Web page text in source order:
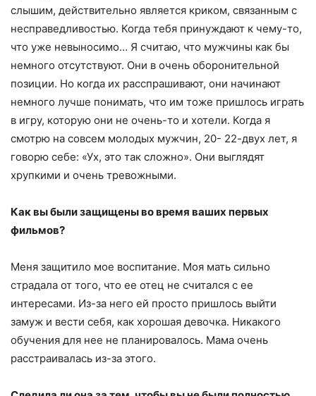
слышим, действительно является криком, связанным с
несправедливостью. Когда тебя принуждают к чему-то,
что уже невыносимо… Я считаю, что мужчины как бы
немного отсутствуют. Они в очень оборонительной
позиции. Но когда их расспрашивают, они начинают
немного лучше понимать, что им тоже пришлось играть
в игру, которую они не очень-то и хотели. Когда я
смотрю на совсем молодых мужчин, 20- 22-двух лет, я
говорю себе: «Ух, это так сложно». Они выглядят
хрупкими и очень тревожными.
Как вы были защищены во время ваших первых
фильмов?
Меня защитило мое воспитание. Моя мать сильно
страдала от того, что ее отец не считался с ее
интересами. Из-за него ей просто пришлось выйти
замуж и вести себя, как хорошая девочка. Никакого
обучения для нее не планировалось. Мама очень
расстраивалась из-за этого.